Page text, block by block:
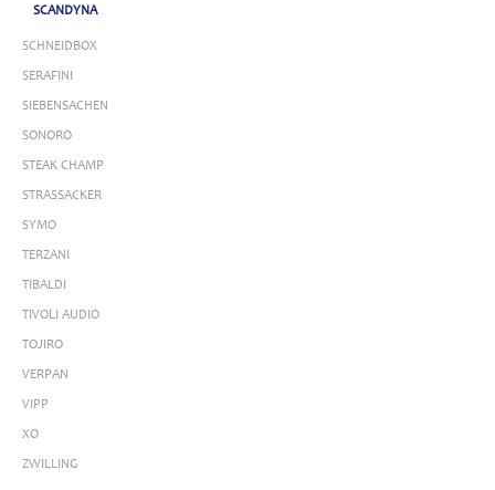
SCANDYNA
SCHNEIDBOX
SERAFINI
SIEBENSACHEN
SONORO
STEAK CHAMP
STRASSACKER
SYMO
TERZANI
TIBALDI
TIVOLI AUDIO
TOJIRO
VERPAN
VIPP
XO
ZWILLING